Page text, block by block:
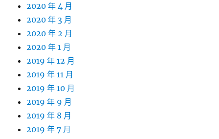
2020 年 4 月
2020 年 3 月
2020 年 2 月
2020 年 1 月
2019 年 12 月
2019 年 11 月
2019 年 10 月
2019 年 9 月
2019 年 8 月
2019 年 7 月